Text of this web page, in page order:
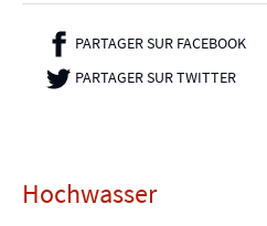
PARTAGER SUR FACEBOOK-
PARTAGER SUR TWITTER-
Hochwasser